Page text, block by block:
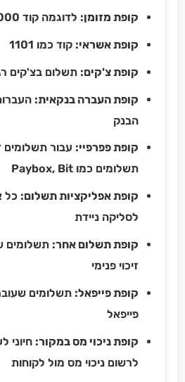
קופת מזומן: לדוגמה קוד 1000
קופת אשראי: קוד כמו 1101
קופת צ'קים: תשלום בצ'קים
קופת העברה בנקאית:
הבנק
קופת פפרפיי: עבור תשלומים
תשלומים כמו Paybox, Bit
קופת אפליקציות תשלום: כל
לסליקה ניידת
קופת תשלום אחר: תשלומים
זיכוי פנימי
קופת פייפאל: תשלומים
פייפאל
קופת ניכוי מס במקור: חיוני
לרשום ניכוי מס מול לקוחות